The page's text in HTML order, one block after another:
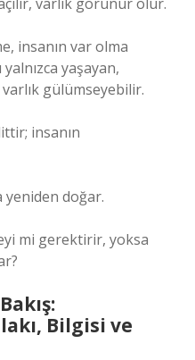
insanın var olma
yaşayan,
gülümseyebilir.
insanın
yeniden doğar.
mi gerektirir, yoksa
Bilgisi ve